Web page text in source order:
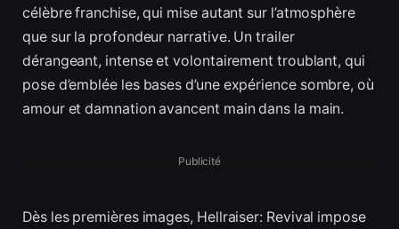
célèbre franchise, qui mise autant sur l’atmosphère
que sur la profondeur narrative. Un trailer
dérangeant, intense et volontairement troublant, qui
pose d’emblée les bases d’une expérience sombre, où
amour et damnation avancent main dans la main.
Publicité
Dès les premières images, Hellraiser: Revival impose